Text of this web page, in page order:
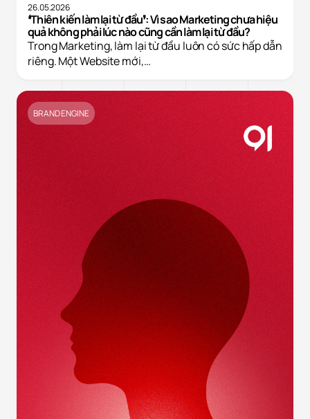
26.05.2026
❛Thiên kiến làm lại từ đầu❜: Vì sao Marketing chưa hiệu
quả không phải lúc nào cũng cần làm lại từ đầu?
Trong Marketing, làm lại từ đầu luôn có sức hấp dẫn
riêng. Một Website mới,…
BRAND ENGINE